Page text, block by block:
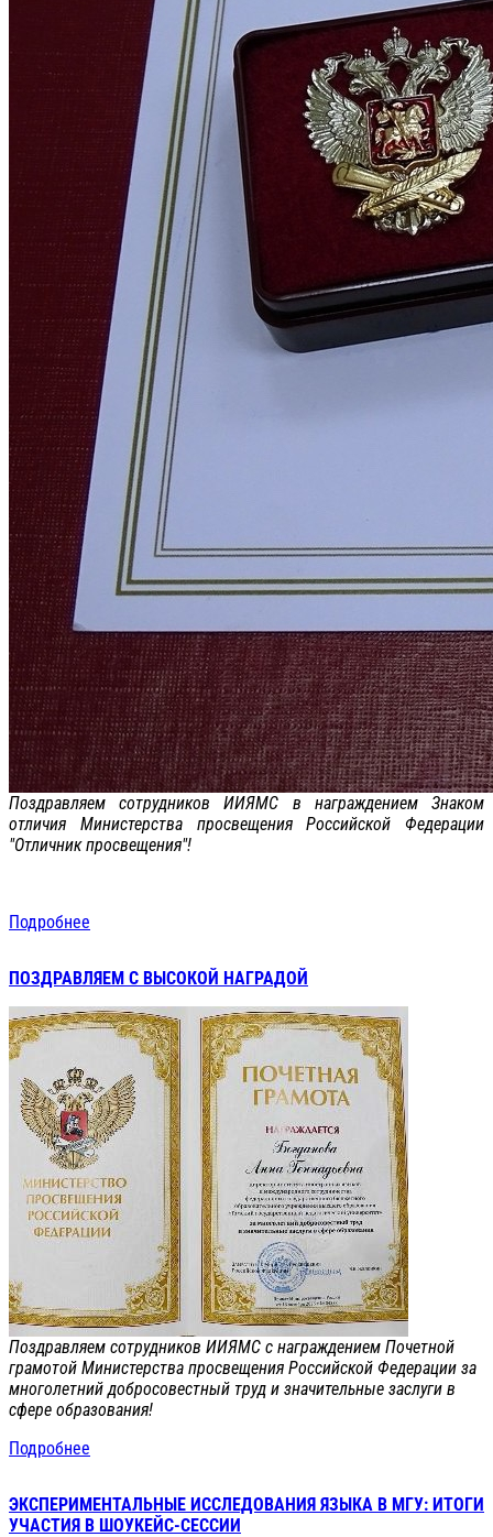
Поздравляем сотрудников ИИЯМС в награждением Знаком
отличия Министерства просвещения Российской Федерации
"Отличник просвещения"!
Подробнее
ПОЗДРАВЛЯЕМ С ВЫСОКОЙ НАГРАДОЙ
Поздравляем сотрудников ИИЯМС с награждением Почетной
грамотой Министерства просвещения Российской Федерации за
многолетний добросовестный труд и значительные заслуги в
сфере образования!
Подробнее
ЭКСПЕРИМЕНТАЛЬНЫЕ ИССЛЕДОВАНИЯ ЯЗЫКА В МГУ: ИТОГИ
УЧАСТИЯ В ШОУКЕЙС-СЕССИИ